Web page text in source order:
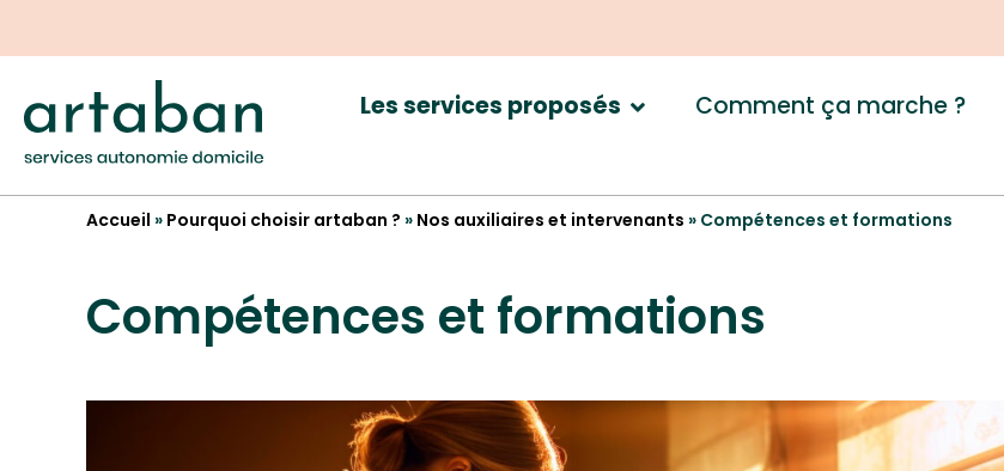
Les services proposés Comment ça marche ?
Accueil » Pourquoi choisir artaban ? » Nos auxiliaires et intervenants » Compétences et formations
Compétences et formations